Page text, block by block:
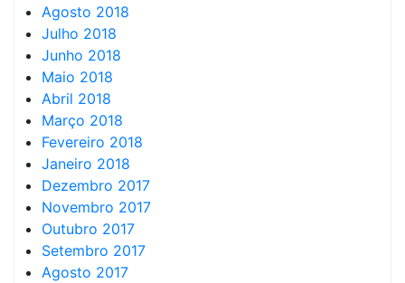
Agosto 2018
Julho 2018
Junho 2018
Maio 2018
Abril 2018
Março 2018
Fevereiro 2018
Janeiro 2018
Dezembro 2017
Novembro 2017
Outubro 2017
Setembro 2017
Agosto 2017